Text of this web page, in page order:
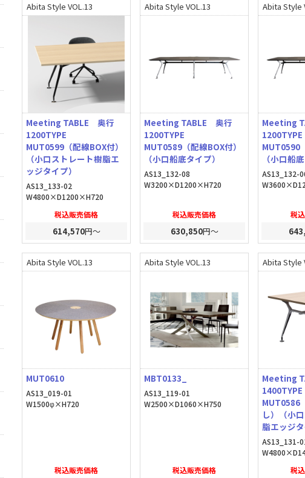
Abita Style VOL.13
Meeting TABLE 奥行
1200TYPE
MUT0599（配線BOX付）
（小口ストレート樹脂エ
ッジタイプ）
AS13_133-02
W4800×D1200×H720
税込販売価格
614,570円～
Abita Style VOL.13
Meeting TABLE 奥行
1200TYPE
MUT0589（配線BOX付）
（小口船底タイプ）
AS13_132-08
W3200×D1200×H720
税込販売価格
630,850円～
Abita Style
Meeting
1200TYPE
MUT0590
（小口船
AS13_132-
税
Abita Style VOL.13
MUT0610
AS13_019-01
W1500φ×H720
税込販売価格
Abita Style VOL.13
MBT0133_
AS13_119-01
W2500×D1060×H750
税込販売価格
Abita Style
Meeting
1400TYPE
MUT0586
し）（小
脂エッジタ
AS13_131-
税